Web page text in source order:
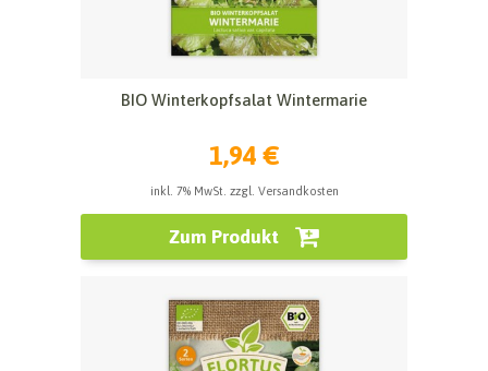
BIO Winterkopfsalat Wintermarie
1,94 €
inkl. 7% MwSt. zzgl. Versandkosten
Zum Produkt